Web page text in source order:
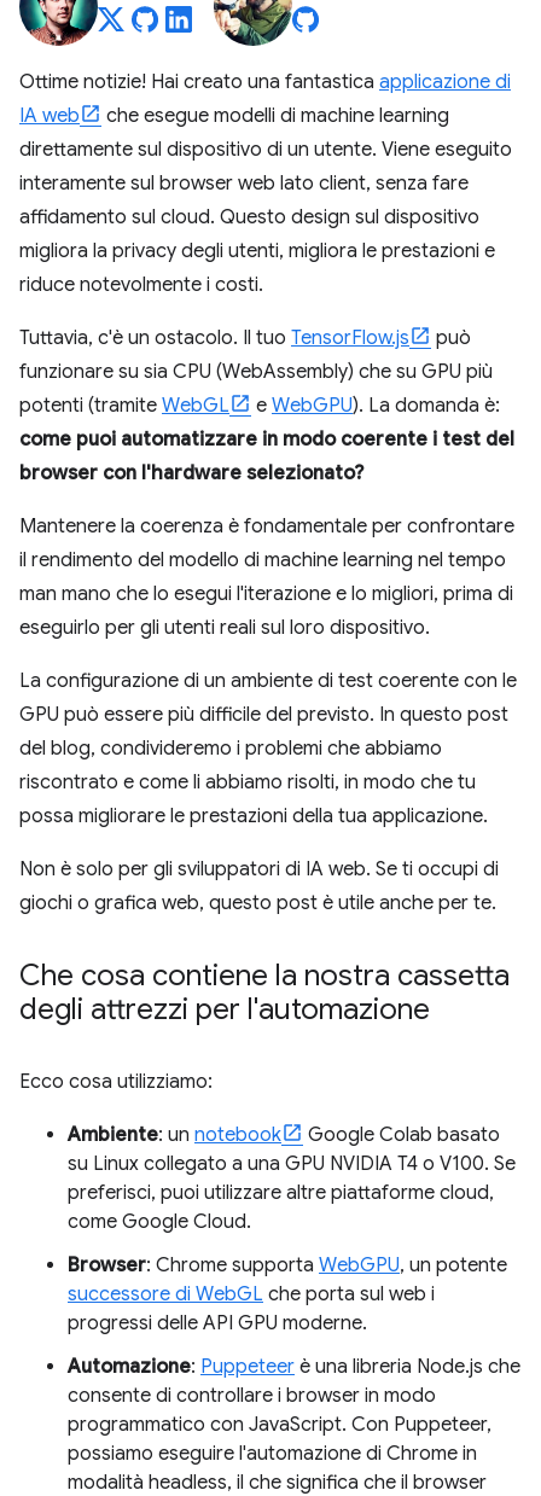
Ottime notizie! Hai creato una fantastica applicazione di
IA web
che esegue modelli di machine learning
direttamente sul dispositivo di un utente. Viene eseguito
interamente sul browser web lato client, senza fare
affidamento sul cloud. Questo design sul dispositivo
migliora la privacy degli utenti, migliora le prestazioni e
riduce notevolmente i costi.
Tuttavia, c'è un ostacolo. Il tuo TensorFlow.js
può
funzionare su sia CPU (WebAssembly) che su GPU più
potenti (tramite WebGL e WebGPU). La domanda è:
come puoi automatizzare in modo coerente i test del
browser con l'hardware selezionato?
Mantenere la coerenza è fondamentale per confrontare
il rendimento del modello di machine learning nel tempo
man mano che lo esegui l'iterazione e lo migliori, prima di
eseguirlo per gli utenti reali sul loro dispositivo.
La configurazione di un ambiente di test coerente con le
GPU può essere più difficile del previsto. In questo post
del blog, condivideremo i problemi che abbiamo
riscontrato e come li abbiamo risolti, in modo che tu
possa migliorare le prestazioni della tua applicazione.
Non è solo per gli sviluppatori di IA web. Se ti occupi di
giochi o grafica web, questo post è utile anche per te.
Che cosa contiene la nostra cassetta
degli attrezzi per l'automazione
Ecco cosa utilizziamo:
Ambiente: un notebook
Google Colab basato
su Linux collegato a una GPU NVIDIA T4 o V100. Se
preferisci, puoi utilizzare altre piattaforme cloud,
come Google Cloud.
Browser: Chrome supporta WebGPU, un potente
successore di WebGL che porta sul web i
progressi delle API GPU moderne.
Automazione: Puppeteer è una libreria Node.js che
consente di controllare i browser in modo
programmatico con JavaScript. Con Puppeteer,
possiamo eseguire l'automazione di Chrome in
modalità headless, il che significa che il browser